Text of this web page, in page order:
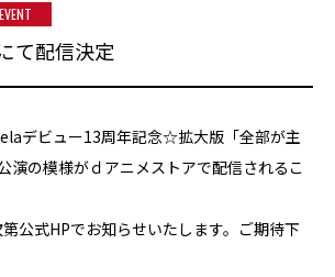
て配信決定
デビュー13周年記念☆拡大版「全部が主
演の模様がｄアニメストアで配信されるこ
公式HPでお知らせいたします。ご期待下